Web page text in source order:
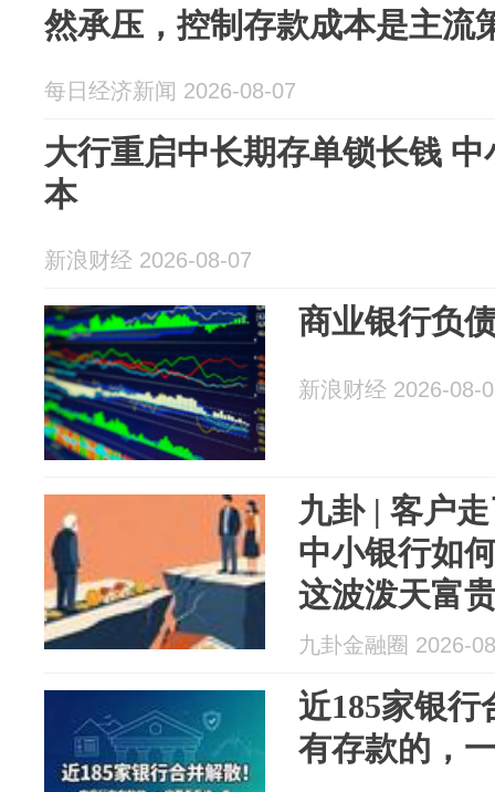
然承压，控制存款成本是主流
每日经济新闻 2026-08-07
大行重启中长期存单锁长钱
本
新浪财经 2026-08-07
商业银行负
新浪财经 2026-08-
九卦 | 客户
中小银行如
这波泼天富
九卦金融圈 2026-
近185家银
有存款的，